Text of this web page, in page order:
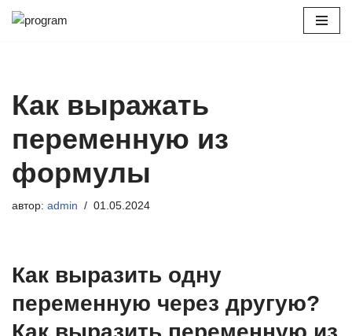
Как выражать
переменную из
формулы
автор: admin 01.05.2024
Как выразить одну
переменную через другую?